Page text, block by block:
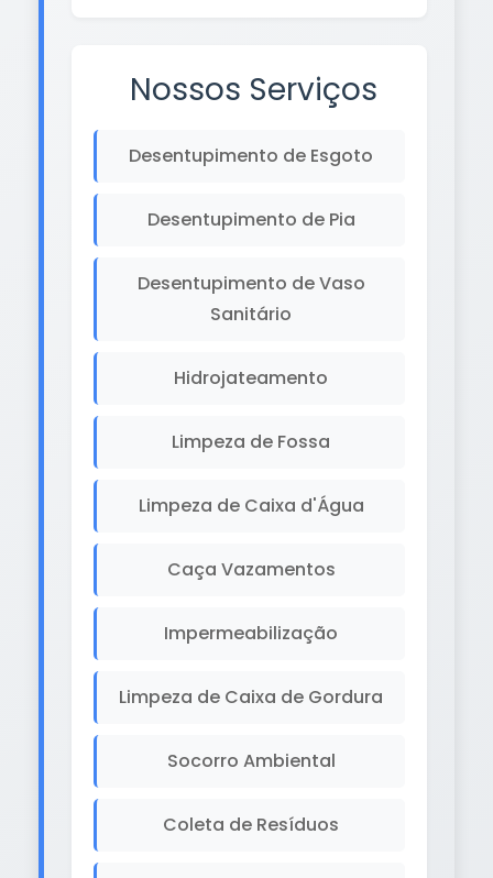
Nossos Serviços
Desentupimento de Esgoto
Desentupimento de Pia
Desentupimento de Vaso
Sanitário
Hidrojateamento
Limpeza de Fossa
Limpeza de Caixa d'Água
Caça Vazamentos
Impermeabilização
Limpeza de Caixa de Gordura
Socorro Ambiental
Coleta de Resíduos